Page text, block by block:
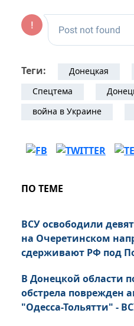
Теги: Донецкая
Спецтема
война в Украине
ПО ТЕМЕ
ВСУ освободили
на Очеретинском
сдерживают РФ под
В Донецкой области
обстрела поврежден
"Одесса-Тольятти" -